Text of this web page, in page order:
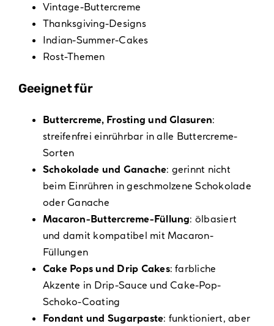
Vintage-Buttercreme
Thanksgiving-Designs
Indian-Summer-Cakes
Rost-Themen
Geeignet für
Buttercreme, Frosting und Glasuren:
streifenfrei einrührbar in alle Buttercreme-
Sorten
Schokolade und Ganache: gerinnt nicht
beim Einrühren in geschmolzene Schokolade
oder Ganache
Macaron-Buttercreme-Füllung: ölbasiert
und damit kompatibel mit Macaron-
Füllungen
Cake Pops und Drip Cakes: farbliche
Akzente in Drip-Sauce und Cake-Pop-
Schoko-Coating
Fondant und Sugarpaste: funktioniert, aber